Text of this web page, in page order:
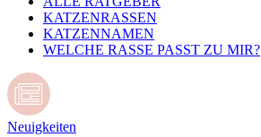
KATZENRASSEN
KATZENNAMEN
WELCHE RASSE PASST ZU MIR?
Neuigkeiten